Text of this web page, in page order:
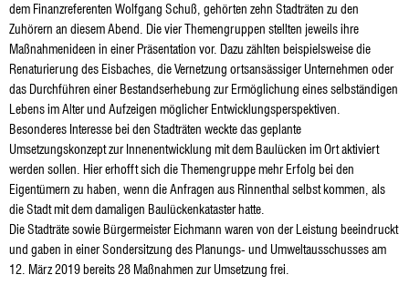
dem Finanzreferenten Wolfgang Schuß, gehörten zehn Stadträten zu den
Zuhörern an diesem Abend. Die vier Themengruppen stellten jeweils ihre
Maßnahmenideen in einer Präsentation vor. Dazu zählten beispielsweise die
Renaturierung des Eisbaches, die Vernetzung ortsansässiger Unternehmen oder
das Durchführen einer Bestandserhebung zur Ermöglichung eines selbständigen
Lebens im Alter und Aufzeigen möglicher Entwicklungsperspektiven.
Besonderes Interesse bei den Stadträten weckte das geplante
Umsetzungskonzept zur Innenentwicklung mit dem Baulücken im Ort aktiviert
werden sollen. Hier erhofft sich die Themengruppe mehr Erfolg bei den
Eigentümern zu haben, wenn die Anfragen aus Rinnenthal selbst kommen, als
die Stadt mit dem damaligen Baulückenkataster hatte.
Die Stadträte sowie Bürgermeister Eichmann waren von der Leistung beeindruckt
und gaben in einer Sondersitzung des Planungs- und Umweltausschusses am
12. März 2019 bereits 28 Maßnahmen zur Umsetzung frei.